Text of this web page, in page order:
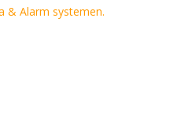
& Alarm systemen.